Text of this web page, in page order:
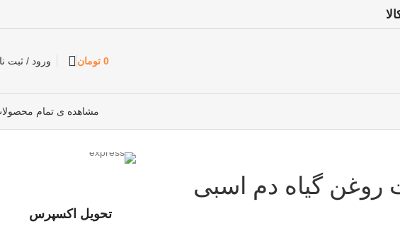
0 تومان ورود / ثبت
مشاهده ی تمام
گیاه دم اسبی
تحویل اکسپرس